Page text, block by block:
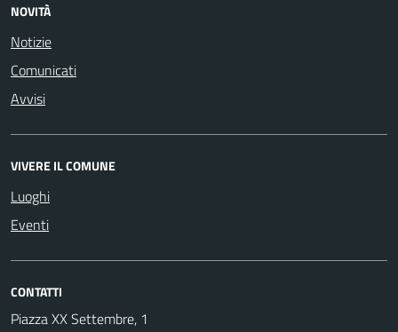
NOVITÀ
Notizie
Comunicati
Avvisi
VIVERE IL COMUNE
Luoghi
Eventi
CONTATTI
Piazza XX Settembre, 1